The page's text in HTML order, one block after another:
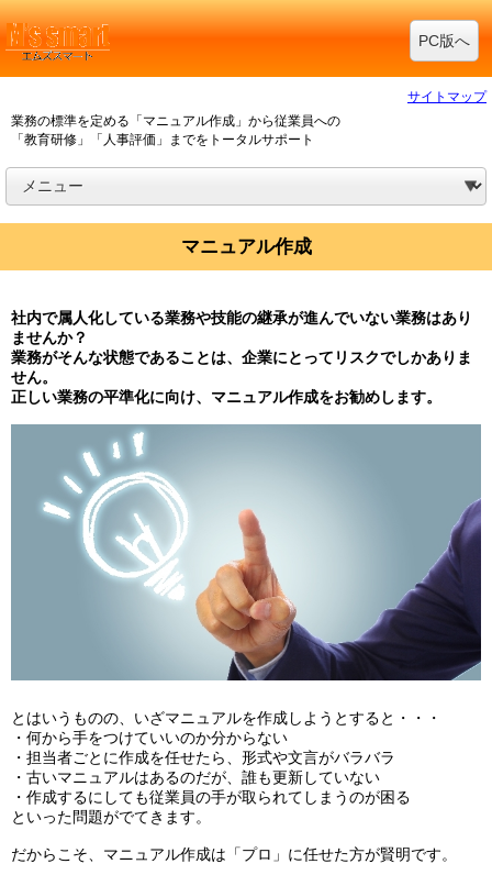
PC版へ
サイトマップ
業務の標準を定める「マニュアル作成」から従業員への
「教育研修」「人事評価」までをトータルサポート
マニュアル作成
社内で属人化している業務や技能の継承が進んでいない業務はあり
ませんか？
業務がそんな状態であることは、企業にとってリスクでしかありま
せん。
正しい業務の平準化に向け、マニュアル作成をお勧めします。
とはいうものの、いざマニュアルを作成しようとすると・・・
・何から手をつけていいのか分からない
・担当者ごとに作成を任せたら、形式や文言がバラバラ
・古いマニュアルはあるのだが、誰も更新していない
・作成するにしても従業員の手が取られてしまうのが困る
といった問題がでてきます。
だからこそ、マニュアル作成は「プロ」に任せた方が賢明です。